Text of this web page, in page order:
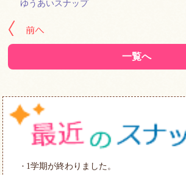
ゆうあいスナップ
一覧へ
1学期が終わりました。